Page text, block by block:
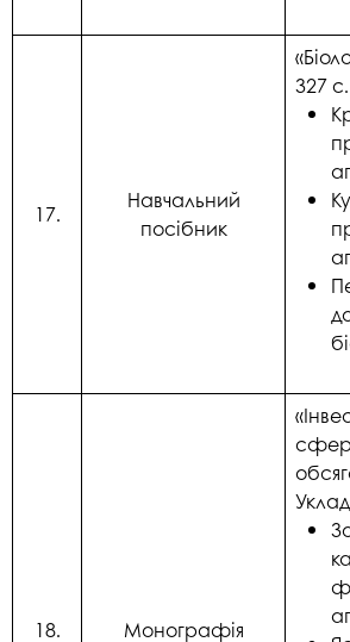
17.
Навчальний
посібник
327
18. Монографія